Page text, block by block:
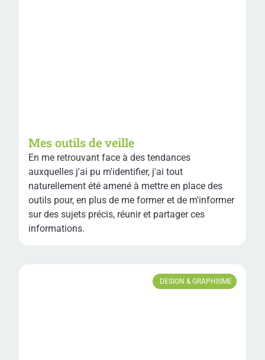
Mes outils de veille
En me retrouvant face à des tendances
auxquelles j'ai pu m'identifier, j'ai tout
naturellement été amené à mettre en place des
outils pour, en plus de me former et de m'informer
sur des sujets précis, réunir et partager ces
informations.
DESIGN & GRAPHISME